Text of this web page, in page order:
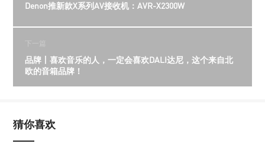
Denon推新款X系列AV接收机：AVR-X2300W
下一篇
品牌丨喜欢音乐的人，一定会喜欢DALI达尼，这个来自北
欧的音箱品牌！
猜你喜欢